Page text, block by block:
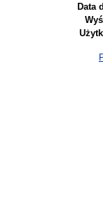
Data